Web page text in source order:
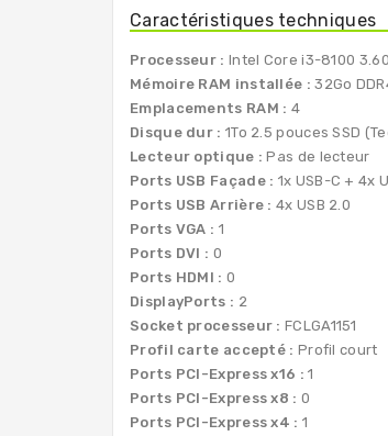
Caractéristiques techniques
Processeur : Intel Core i3-8100
Mémoire RAM installée :32Go
Emplacements RAM : 4
Disque dur : 1To 2.5 pouces SSD
Lecteur optique : Pas de lecteur
Ports USB Façade : 1x USB-C + 4x
Ports USB Arrière : 4x USB 2.0
Ports VGA : 1
Ports DVI : 0
Ports HDMI : 0
DisplayPorts : 2
Socket processeur : FCLGA1151
Profil carte accepté : Profil court
Ports PCI-Express x16 : 1
Ports PCI-Express x8 : 0
Ports PCI-Express x4 : 1